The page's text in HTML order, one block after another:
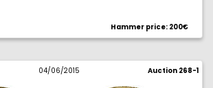
Hammer price: 200€
04/06/2015 Auction 268-1